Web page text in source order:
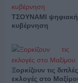
ΤΣΟΥΝΑΜΙ
κυβέρνηση
Ξορκίζουν τις διπλές
εκλογές στο